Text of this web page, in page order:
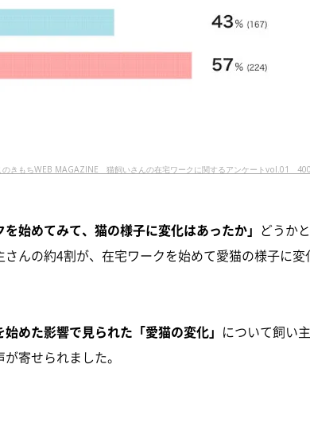
のきもちWEB MAGAZINE 猫飼いさんの在宅ワークに関するアンケートvol.01
を始めてみて、猫の様子に変化はあったか」 どうか
んの約4割が、在宅ワークを始めて愛猫の様子に
めた影響で見られた「愛猫の変化」 について飼い
寄せられました。